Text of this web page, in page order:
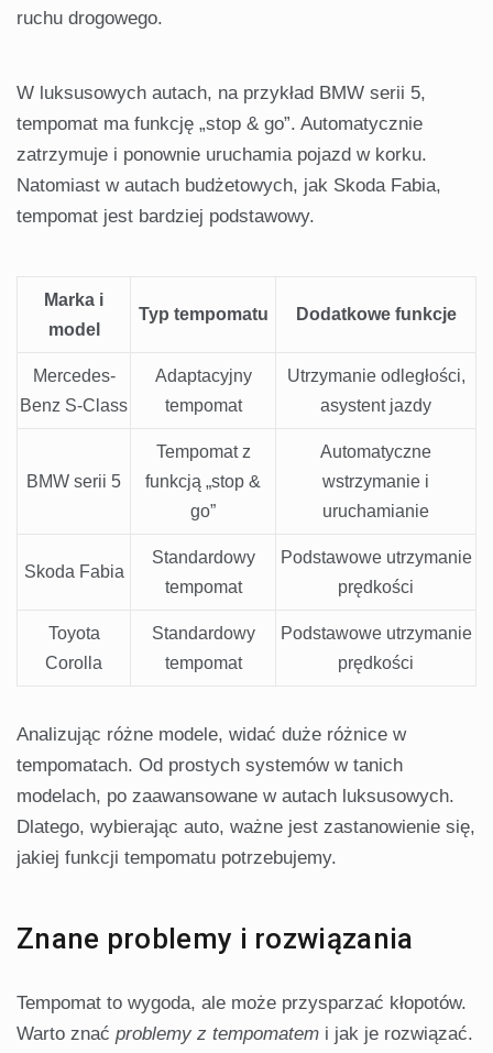
ruchu drogowego.
W luksusowych autach, na przykład BMW serii 5,
tempomat ma funkcję „stop & go”. Automatycznie
zatrzymuje i ponownie uruchamia pojazd w korku.
Natomiast w autach budżetowych, jak Skoda Fabia,
tempomat jest bardziej podstawowy.
Marka i
model
Typ tempomatu Dodatkowe funkcje
Mercedes-
Benz S-Class
Adaptacyjny
tempomat
Utrzymanie odległości,
asystent jazdy
BMW serii 5
Tempomat z
funkcją „stop &
go”
Automatyczne
wstrzymanie i
uruchamianie
Skoda Fabia
Standardowy
tempomat
Podstawowe utrzymanie
prędkości
Toyota
Corolla
Standardowy
tempomat
Podstawowe utrzymanie
prędkości
Analizując różne modele, widać duże różnice w
tempomatach. Od prostych systemów w tanich
modelach, po zaawansowane w autach luksusowych.
Dlatego, wybierając auto, ważne jest zastanowienie się,
jakiej funkcji tempomatu potrzebujemy.
Znane problemy i rozwiązania
Tempomat to wygoda, ale może przysparzać kłopotów.
Warto znać problemy z tempomatem i jak je rozwiązać.